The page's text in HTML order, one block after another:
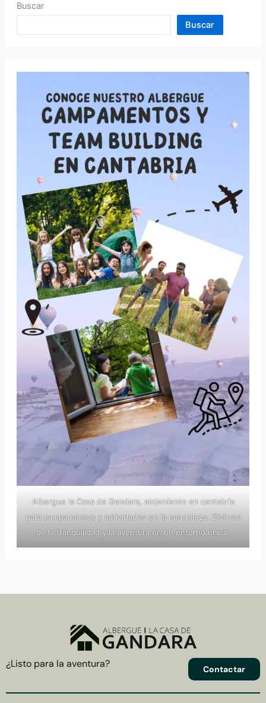
Buscar
Buscar
Albergue la Casa de Gandara, alojamiento en cantabria
para campamentos y actividades en la naturaleza. Disfruta
de la tranquilidad y la aventura en un entorno único.
¿Listo para la aventura? Contactar